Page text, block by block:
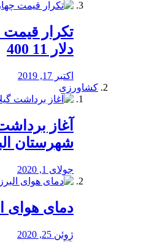
تکرار
دلار 11 400
اکتبر 17, 2019
کشاورزی
آغاز
شهرستان
جولای 1, 2020
دمای هوای
ژوئن 25, 2020